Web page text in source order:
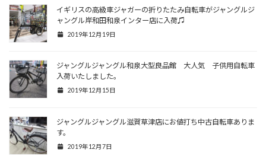
イギリスの高級車ジャガーの折りたたみ自転車がジャングルジ
ャングル岸和田和泉インター店に入荷♫
2019年12月19日
ジャングルジャングル和泉大型良品館 大人気 子供用自転車
入荷いたしました。
2019年12月15日
ジャングルジャングル滋賀草津店にお値打ち中古自転車ありま
す。
2019年12月7日